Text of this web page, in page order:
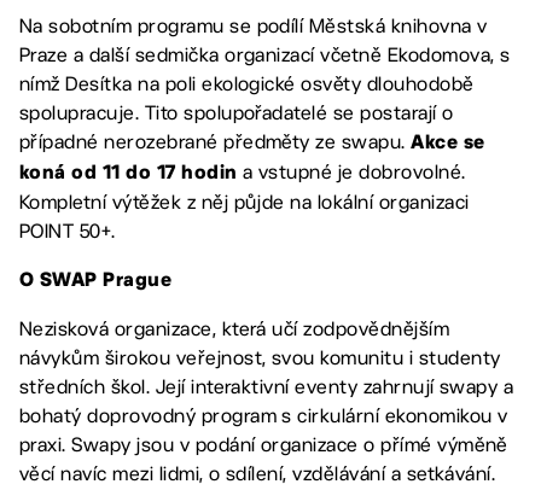
Na sobotním programu se podílí Městská knihovna v
Praze a další sedmička organizací včetně Ekodomova, s
nímž Desítka na poli ekologické osvěty dlouhodobě
spolupracuje. Tito spolupořadatelé se postarají o
případné nerozebrané předměty ze swapu.Akce se
koná od 11 do 17 hodin a vstupné je dobrovolné.
Kompletní výtěžek z něj půjde na lokální organizaci
POINT 50+.
O SWAP Prague
Nezisková organizace, která učí zodpovědnějším
návykům širokou veřejnost, svou komunitu i studenty
středních škol. Její interaktivní eventy zahrnují swapy a
bohatý doprovodný program s cirkulární ekonomikou v
praxi. Swapy jsou v podání organizace o přímé výměně
věcí navíc mezi lidmi, o sdílení, vzdělávání a setkávání.